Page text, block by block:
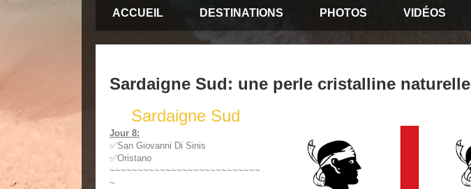
ACCUEIL DESTINATIONS PHOTOS VIDÉOS
Sardaigne Sud: une perle cristalline naturelle
Sardaigne Sud
Jour 8:
✅San Giovanni Di Sinis
✅Oristano
~~~~~~~~~~~~~~~~~~~~~~~~~~~
~